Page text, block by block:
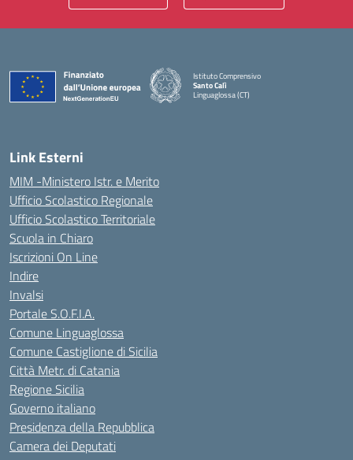
Istituto Comprensivo
Santo Calì
Linguaglossa (CT)
— Visita la pagina iniziale della scuola
Link Esterni
MIM -Ministero Istr. e Merito
Ufficio Scolastico Regionale
Ufficio Scolastico Territoriale
Scuola in Chiaro
Iscrizioni On Line
Indire
Invalsi
Portale S.O.F.I.A.
Comune Linguaglossa
Comune Castiglione di Sicilia
Città Metr. di Catania
Regione Sicilia
Governo italiano
Presidenza della Repubblica
Camera dei Deputati